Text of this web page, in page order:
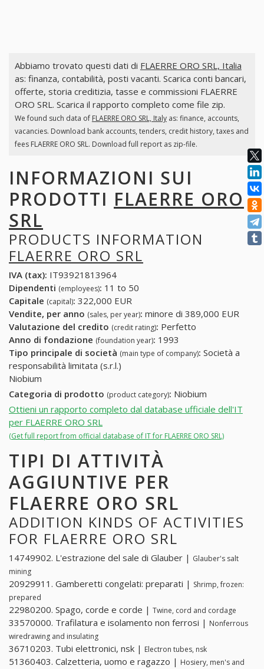
Abbiamo trovato questi dati di FLAERRE ORO SRL, Italia
as: finanza, contabilità, posti vacanti. Scarica conti bancari,
offerte, storia creditizia, tasse e commissioni FLAERRE
ORO SRL. Scarica il rapporto completo come file zip.
We found such data of FLAERRE ORO SRL, Italyas: finance, accounts,
vacancies. Download bank accounts, tenders, credit history, taxes and
fees FLAERRE ORO SRL. Download full report as zip-file.
INFORMAZIONI SUI
PRODOTTI FLAERRE ORO
SRL
PRODUCTS INFORMATION
FLAERRE ORO SRL
IVA (tax): IT93921813964
Dipendenti (employees): 11 to 50
Capitale (capital): 322,000 EUR
Vendite, per anno (sales, per year): minore di 389,000 EUR
Valutazione del credito (credit rating): Perfetto
Anno di fondazione (foundation year): 1993
Tipo principale di società (main type of company): Società a
responsabilità limitata (s.r.l.)
Niobium
Categoria di prodotto (product category): Niobium
Ottieni un rapporto completo dal database ufficiale dell'IT
per FLAERRE ORO SRL
(Get full report from official database of IT for FLAERRE ORO SRL)
TIPI DI ATTIVITÀ
AGGIUNTIVE PER
FLAERRE ORO SRL
ADDITION KINDS OF ACTIVITIES
FOR FLAERRE ORO SRL
14749902. L'estrazione del sale di Glauber | Glauber's salt
mining
20929911. Gamberetti congelati: preparati | Shrimp, frozen:
prepared
22980200. Spago, corde e corde | Twine, cord and cordage
33570000. Trafilatura e isolamento non ferrosi | Nonferrous
wiredrawing and insulating
36710203. Tubi elettronici, nsk | Electron tubes, nsk
51360403. Calzetteria, uomo e ragazzo | Hosiery, men's and